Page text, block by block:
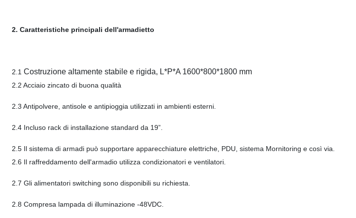
2. Caratteristiche principali dell'armadietto
2.1 Costruzione altamente stabile e rigida, L*P*A 1600*800*1800 mm
2.2 Acciaio zincato di buona qualità
2.3 Antipolvere, antisole e antipioggia utilizzati in ambienti esterni.
2.4 Incluso rack di installazione standard da 19”.
2.5 Il sistema di armadi può supportare apparecchiature elettriche, PDU, sistema Mornitoring e così via.
2.6 Il raffreddamento dell'armadio utilizza condizionatori e ventilatori.
2.7 Gli alimentatori switching sono disponibili su richiesta.
2.8 Compresa lampada di illuminazione -48VDC.